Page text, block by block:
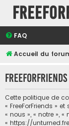
FAQ
Accueil du
Cette politique de
« FreeForFriends »
« nous », « notre », «
« https://